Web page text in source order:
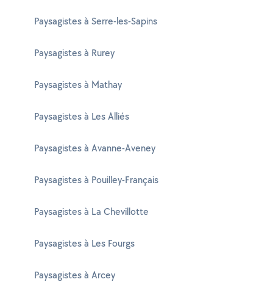
Paysagistes à Serre-les-Sapins
Paysagistes à Rurey
Paysagistes à Mathay
Paysagistes à Les Alliés
Paysagistes à Avanne-Aveney
Paysagistes à Pouilley-Français
Paysagistes à La Chevillotte
Paysagistes à Les Fourgs
Paysagistes à Arcey